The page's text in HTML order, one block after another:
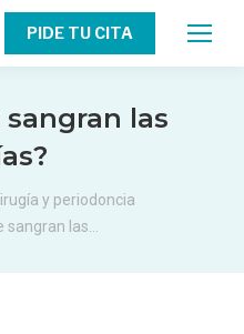
PIDE TU CITA
las
y periodoncia
sangran las…